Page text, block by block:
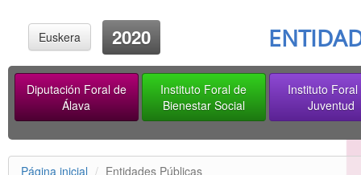
Euskera 2020
Diputación Foral de
Álava
Instituto Foral de
Bienestar Social
Instituto
Juventud
Página inicial Entidades Públicas